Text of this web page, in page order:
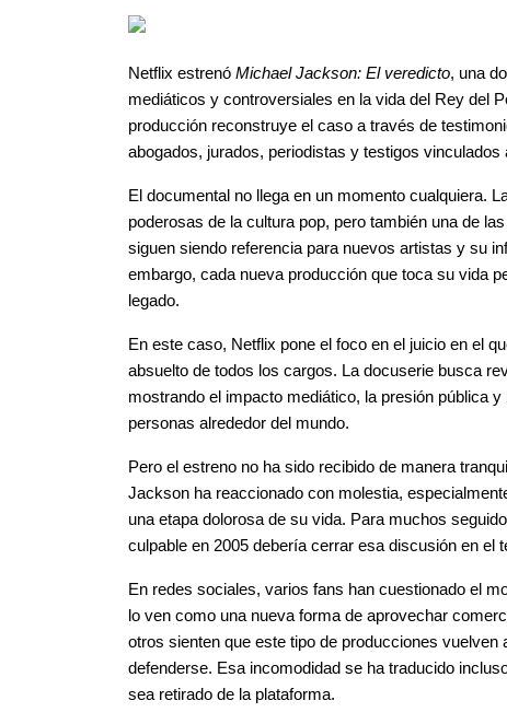
Netflix estrenó Michael Jackson: El veredicto, una
mediáticos y controversiales en la vida del Rey del
producción reconstruye el caso a través de
abogados, jurados, periodistas y testigos vinculados
El documental no llega en un momento cualquiera.
poderosas de la cultura pop, pero también una de
siguen siendo referencia para nuevos artistas y su
embargo, cada nueva producción que toca su vida
legado.
En este caso, Netflix pone el foco en el juicio en el
absuelto de todos los cargos. La docuserie busca
mostrando el impacto mediático, la presión pública
personas alrededor del mundo.
Pero el estreno no ha sido recibido de manera
Jackson ha reaccionado con molestia,
una etapa dolorosa de su vida. Para muchos
culpable en 2005 debería cerrar esa discusión en el
En redes sociales, varios fans han cuestionado el
lo ven como una nueva forma de aprovechar
otros sienten que este tipo de producciones
defenderse. Esa incomodidad se ha traducido
sea retirado de la plataforma.